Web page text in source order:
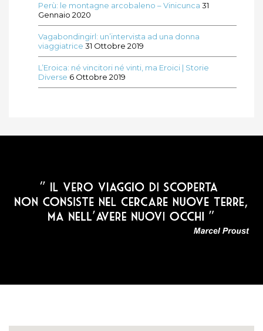
Perù: le montagne arcobaleno – Vinicunca 31
Gennaio 2020
Vagabondingirl: un’intervista ad una donna
viaggiatrice 31 Ottobre 2019
L’Eroica: né vincitori né vinti, ma Eroici | Storie
Diverse 6 Ottobre 2019